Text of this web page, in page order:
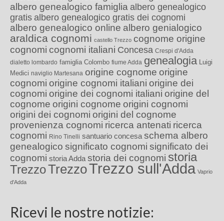
albero genealogico famiglia albero genealogico
gratis albero genealogico gratis dei cognomi
albero genealogico online albero genialogico
araldica cognomi castello Trezzo cognome origine
cognomi cognomi italiani Concesa Crespi d'Adda
dialetto lombardo famiglia Colombo fiume Adda genealogia Luigi
Medici naviglio Martesana origine cognome origine
cognomi origine cognomi italiani origine dei
cognomi origine dei cognomi italiani origine del
cognome origini cognome origini cognomi
origini dei cognomi origini del cognome
provenienza cognomi ricerca antenati ricerca
cognomi Rino Tinelli santuario concesa schema albero
genealogico significato cognomi significato dei
cognomi storia Adda storia dei cognomi storia
TrezzoTrezzoTrezzo sull'Adda Vaprio
d'Adda
Ricevi le nostre notizie: